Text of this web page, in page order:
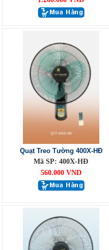
Quạt Treo Tường 400X-HĐ
Mã SP: 400X-HĐ
560.000 VND